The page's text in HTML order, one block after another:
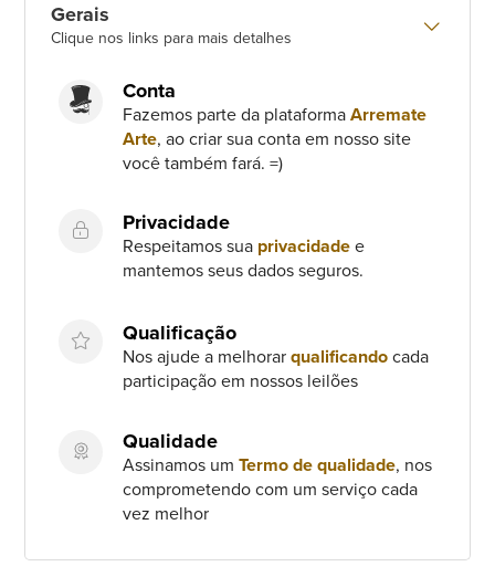
Gerais
Clique nos links para mais detalhes
Conta
Fazemos parte da plataformaArremate
Arte, ao criar sua conta em nosso site
você também fará. =)
Privacidade
Respeitamos sua privacidade e
mantemos seus dados seguros.
Qualificação
Nos ajude a melhorarqualificando cada
participação em nossos leilões
Qualidade
Assinamos umTermo de qualidade, nos
comprometendo com um serviço cada
vez melhor